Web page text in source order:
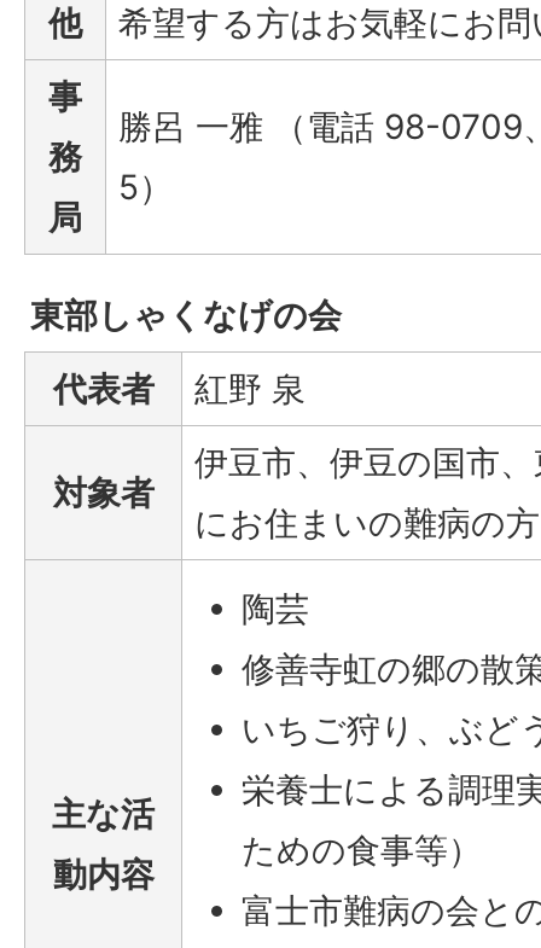
他
希望する方はお気軽にお
事
務
局
勝呂 一雅 （電話 98-
5）
東部しゃくなげの会
代表者
紅野 泉
対象者
伊豆市、伊豆の国市
にお住まいの難病の方
主な活
動内容
陶芸
修善寺虹の郷の散
いちご狩り、ぶど
栄養士による調理
ための食事等）
富士市難病の会と